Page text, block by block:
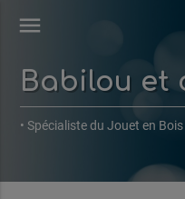
menu
Babilou et
• Spécialiste du Jouet en Bois